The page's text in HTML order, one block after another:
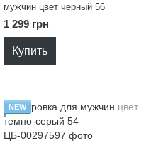
мужчин цвет черный 56
1 299 грн
Купить
NEW